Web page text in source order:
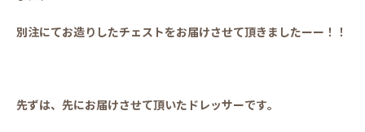
別注にてお造りしたチェストをお届けさせて頂きましたーー！！
先ずは、先にお届けさせて頂いたドレッサーです。